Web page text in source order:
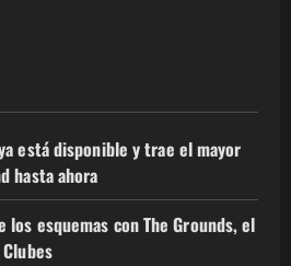
está disponible y trae el mayor
hasta ahora
los esquemas con The Grounds, el